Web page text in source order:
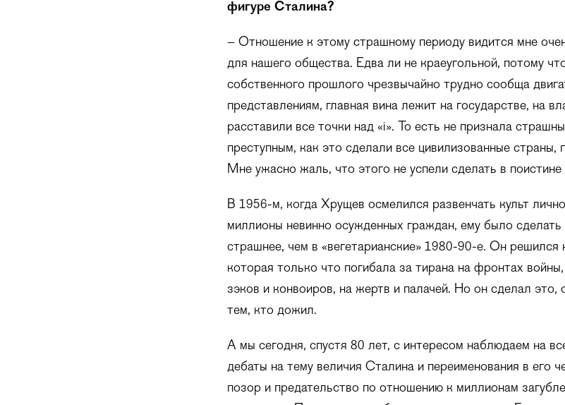
фигуре Сталина?
– Отношение к этому страшному периоду видится мне
для нашего общества. Едва ли не краеугольной, потому
собственного прошлого чрезвычайно трудно сообща
представлениям, главная вина лежит на государстве, на
расставили все точки над «i». То есть не признала
преступным, как это сделали все цивилизованные
Мне ужасно жаль, что этого не успели сделать в
В 1956-м, когда Хрущев осмелился развенчать культ
миллионы невинно осужденных граждан, ему было
страшнее, чем в «вегетарианские» 1980-90-е. Он решился
которая только что погибала за тирана на фронтах
зэков и конвоиров, на жертв и палачей. Но он сделал это,
тем, кто дожил.
А мы сегодня, спустя 80 лет, с интересом наблюдаем на
дебаты на тему величия Сталина и переименования в его
позор и предательство по отношению к миллионам